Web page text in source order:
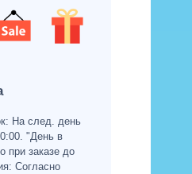
На след. день
"День в
при заказе до
Согласно